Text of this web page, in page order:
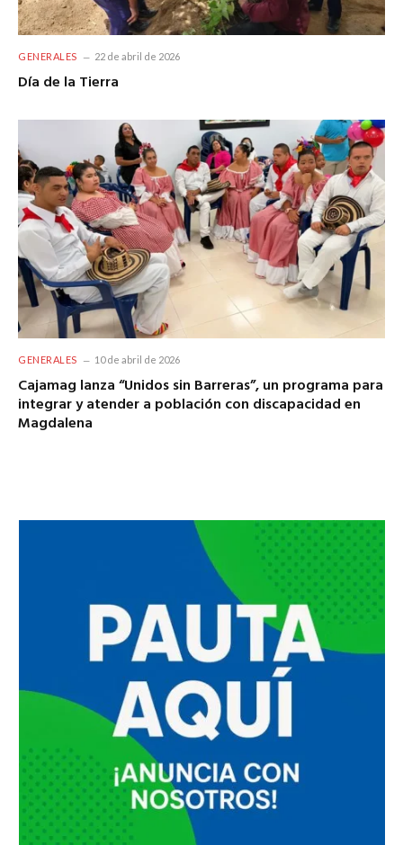
GENERALES 22 de abril de 2026
Día de la Tierra
GENERALES 10 de abril de 2026
Cajamag lanza “Unidos sin Barreras”, un programa para
integrar y atender a población con discapacidad en
Magdalena